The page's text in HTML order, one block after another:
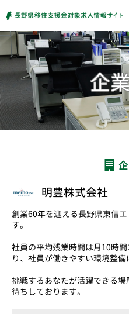
明豊株式会社
創業60年を迎える長野県東信
す。
社員の平均残業時間は月10時
り、社員が働きやすい環境整備
挑戦するあなたが活躍できる
待ちしております。